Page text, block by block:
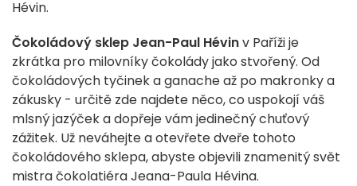
Hévin.
Čokoládový sklep Jean-Paul Hévinv Paříži je
zkrátka pro milovníky čokolády jako stvořený. Od
čokoládových tyčinek a ganache až po makronky a
zákusky - určitě zde najdete něco, co uspokojí váš
mlsný jazýček a dopřeje vám jedinečný chuťový
zážitek. Už neváhejte a otevřete dveře tohoto
čokoládového sklepa, abyste objevili znamenitý svět
mistra čokolatiéra Jeana-Paula Hévina.